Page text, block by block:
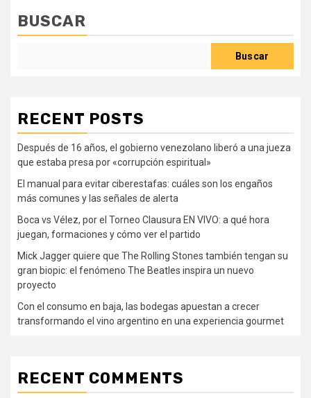
BUSCAR
Buscar
RECENT POSTS
Después de 16 años, el gobierno venezolano liberó a una jueza
que estaba presa por «corrupción espiritual»
El manual para evitar ciberestafas: cuáles son los engaños
más comunes y las señales de alerta
Boca vs Vélez, por el Torneo Clausura EN VIVO: a qué hora
juegan, formaciones y cómo ver el partido
Mick Jagger quiere que The Rolling Stones también tengan su
gran biopic: el fenómeno The Beatles inspira un nuevo
proyecto
Con el consumo en baja, las bodegas apuestan a crecer
transformando el vino argentino en una experiencia gourmet
RECENT COMMENTS